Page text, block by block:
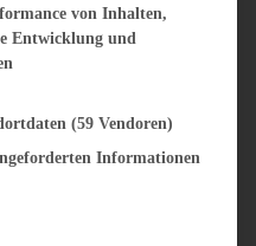
& HERZHAFT
CHUTNEYS
von Inhalten,
Entwicklung und
(59 Vendoren)
Informationen
die eine Einwilligung erteilt werden